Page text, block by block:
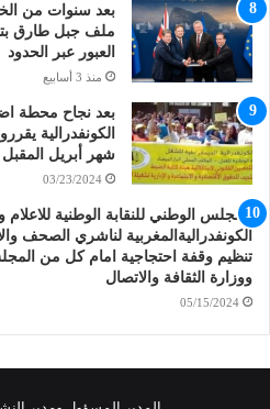
بعد سنوات من
ملف جبل طارق
العبور عبر الحدود
منذ 3 أسابيع
شهر أبريل المقبل
03/23/2024
المجلس الوطني للنقابة الوطنية
الكونفدراليةالمغربية لناشري الصحف
تنظيم وقفة احتجاجية امام كل من
ووزارة الثقافة والاتصال
05/15/2024